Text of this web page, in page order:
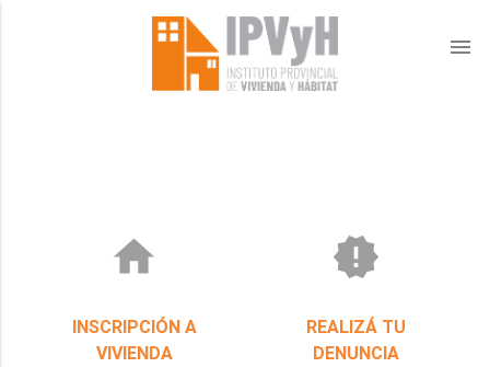
menu
home
INSCRIPCIÓN A
VIVIENDA
new_releases
REALIZÁ TU
DENUNCIA